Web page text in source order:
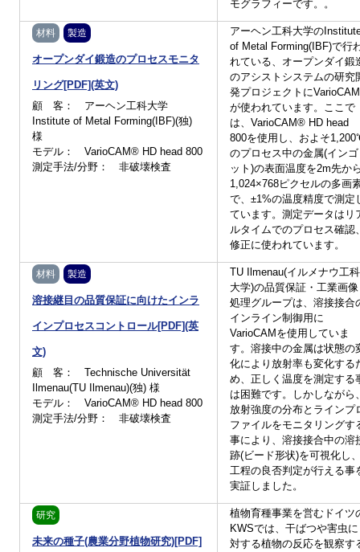
モグラフィーです。。
材料 製造
オープンダイ鍛造のプロセスモニタ
リング[PDF](英文)
顧 客： アーヘン工科大学
Institute of Metal Forming(IBF)(独)
様
モデル： VarioCAM® HD head 800
測定手法/分野： 非破壊検査
アーヘン工科大学の
of Metal Forming(IBF)で行
れている、オープンダイ鍛
のアシストシステムの研究
発プロジェクトにVarioCAM
が使われています。ここで
は、VarioCAM® HD head
800を使用し、およそ
のプロセス中の金属(インゴ
ット)の表面温度を2m先か
1,024×768ピクセルの多画
で、±1%の温度精度で測定
ています。測定データはリ
ルタイムでのプロセス確認
修正に使われています。
材料 製造
溶接継目の品質保証に向けたインラ
インプロセスコントロール[PDF](英
文)
顧 客： Technische Universität
Ilmenau(TU Ilmenau)(独) 様
モデル： VarioCAM® HD head 800
測定手法/分野： 非破壊検査
TU Ilmenau(イルメナウ工科
大学)の品質保証・工業画像
処理グループは、溶接接合
インライン制御用に
VarioCAMを使用していま
す。溶接中の金属は状態の
化により放射率も変化する
め、正しく温度を測定する
は困難です。しかしながら
放射強度の分布とラインプ
ファイルをモニタリングす
事により、溶接接合中の溶
跡(ビード形状)を可視化し
工程の良否判定が行える事
実証しました。
研究
未来の種子(農業分野植物研究)[PDF]
植物育種事業を営むドイツ
KWSでは、干ばつや害虫に
対する植物の反応を観察す